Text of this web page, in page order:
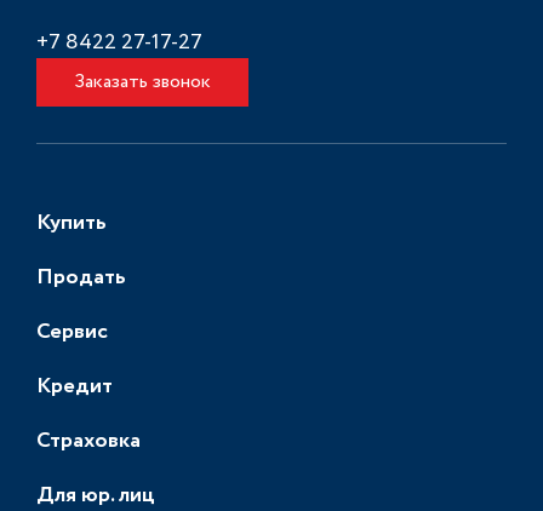
+7 8422 27-17-27
Заказать звонок
Купить
Продать
Сервис
Кредит
Страховка
Для юр. лиц